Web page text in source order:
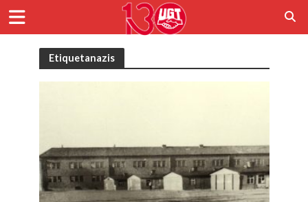
Etiquetanazis